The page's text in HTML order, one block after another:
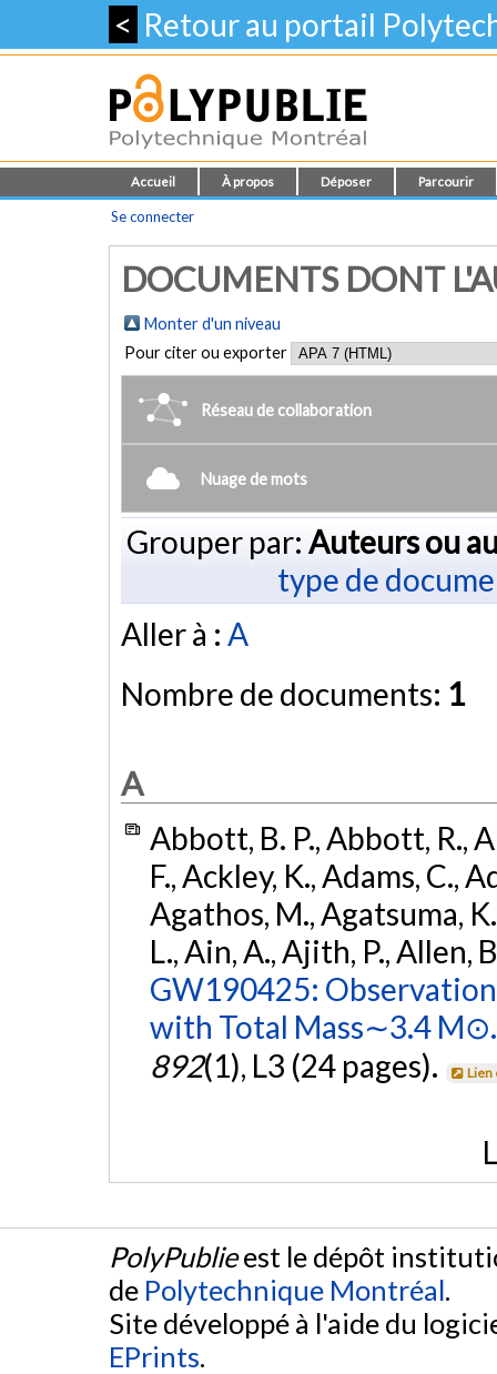
< Retour au portail
Accueil À propos Déposer Parcourir
Se connecter
DOCUMENTS DONT
Monter d'un niveau
Pour citer ou exporter
Réseau de collaboration
Nuage de mots
Grouper par: Auteurs ou
type de
Aller à : A
Nombre de documents: 1
A
Abbott, B. P., Abbott, R.,
F., Ackley, K., Adams, C.,
Agathos, M., Agatsuma,
L., Ain, A., Ajith, P., Allen,
GW190425:
with Total Mass∼3.4 M⊙.
892(1), L3 (24 pages). Lien
PolyPublieest le dépôt
de Polytechnique Montréal.
Site développé à l'aide du
EPrints.